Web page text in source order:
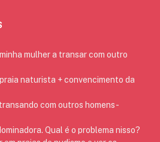
mulher a transar com outro
naturista + convencimento da
com outros homens -
Qual é o problema nisso?